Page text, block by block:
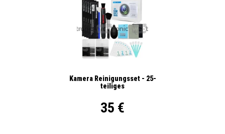
Kamera Reinigungsset - 25-
teiliges
35 €